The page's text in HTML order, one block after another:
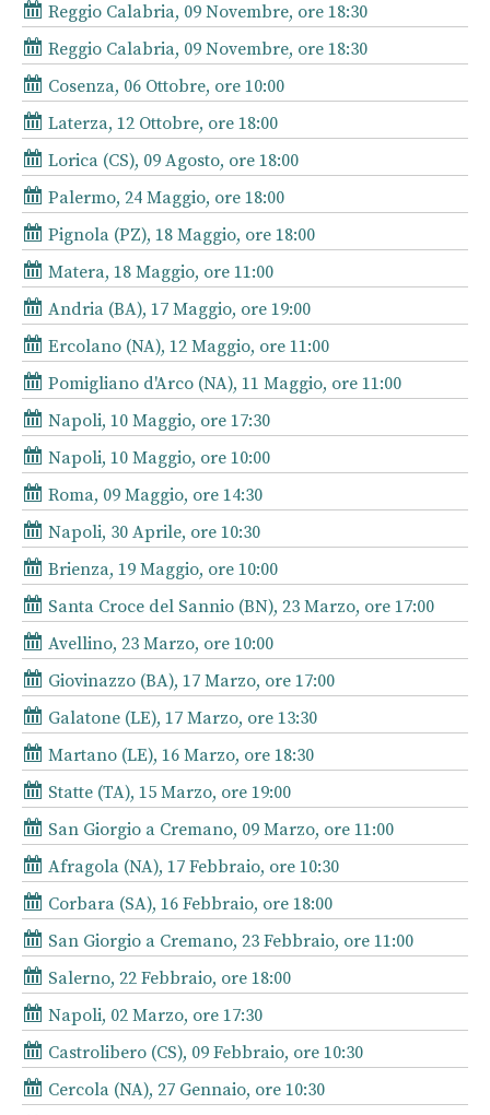
Reggio Calabria, 09 Novembre, ore 18:30
Reggio Calabria, 09 Novembre, ore 18:30
Cosenza, 06 Ottobre, ore 10:00
Laterza, 12 Ottobre, ore 18:00
Lorica (CS), 09 Agosto, ore 18:00
Palermo, 24 Maggio, ore 18:00
Pignola (PZ), 18 Maggio, ore 18:00
Matera, 18 Maggio, ore 11:00
Andria (BA), 17 Maggio, ore 19:00
Ercolano (NA), 12 Maggio, ore 11:00
Pomigliano d'Arco (NA), 11 Maggio, ore 11:00
Napoli, 10 Maggio, ore 17:30
Napoli, 10 Maggio, ore 10:00
Roma, 09 Maggio, ore 14:30
Napoli, 30 Aprile, ore 10:30
Brienza, 19 Maggio, ore 10:00
Santa Croce del Sannio (BN), 23 Marzo, ore 17:00
Avellino, 23 Marzo, ore 10:00
Giovinazzo (BA), 17 Marzo, ore 17:00
Galatone (LE), 17 Marzo, ore 13:30
Martano (LE), 16 Marzo, ore 18:30
Statte (TA), 15 Marzo, ore 19:00
San Giorgio a Cremano, 09 Marzo, ore 11:00
Afragola (NA), 17 Febbraio, ore 10:30
Corbara (SA), 16 Febbraio, ore 18:00
San Giorgio a Cremano, 23 Febbraio, ore 11:00
Salerno, 22 Febbraio, ore 18:00
Napoli, 02 Marzo, ore 17:30
Castrolibero (CS), 09 Febbraio, ore 10:30
Cercola (NA), 27 Gennaio, ore 10:30